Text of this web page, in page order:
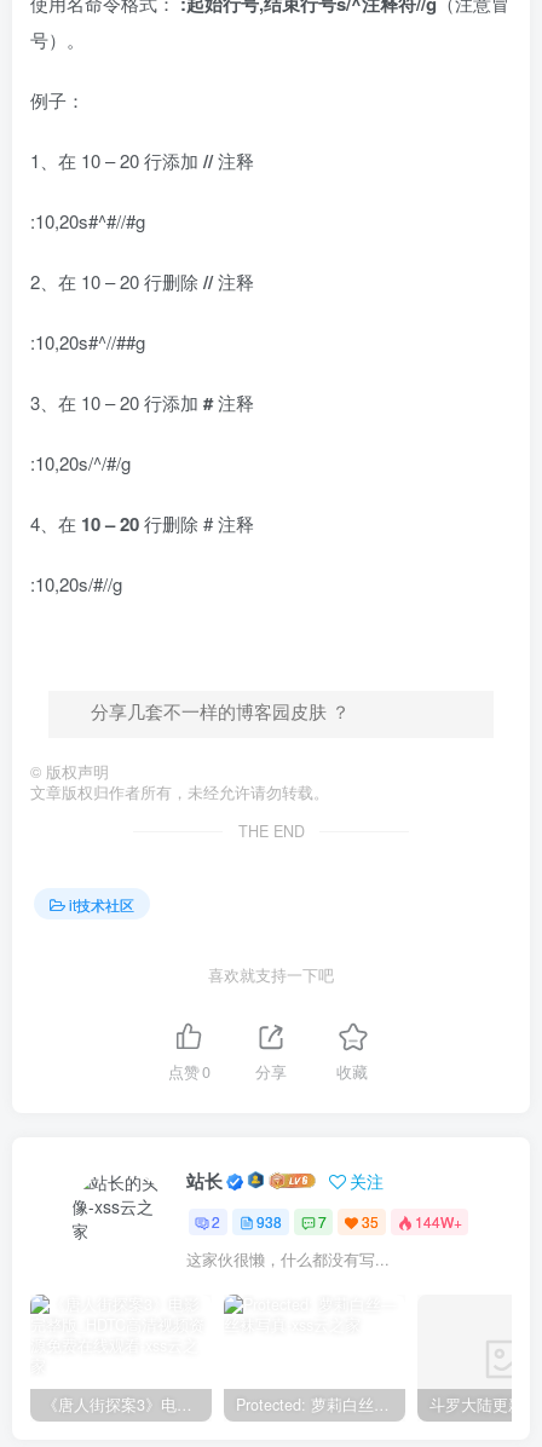
号）。
例子：
1、在 10 – 20 行添加 //注释
:10,20s#^#//#g
2、在 10 – 20 行删除 //注释
:10,20s#^//##g
3、在 10 – 20 行添加 #注释
:10,20s/^/#/g
4、在 10 – 20行删除 # 注释
:10,20s/#//g
分享几套不一样的博客园皮肤 ？
© 版权声明
文章版权归作者所有，未经允许请勿转载。
THE END
it技术社区
喜欢就支持一下吧
点赞0 分享 收藏
站长 关注
2 938 7 35 144W+
这家伙很懒，什么都没有写...
《唐人街探案3》电影完整版_HDTC高清视频资源免费在线观看 Protected: 萝莉白丝—丝袜写真